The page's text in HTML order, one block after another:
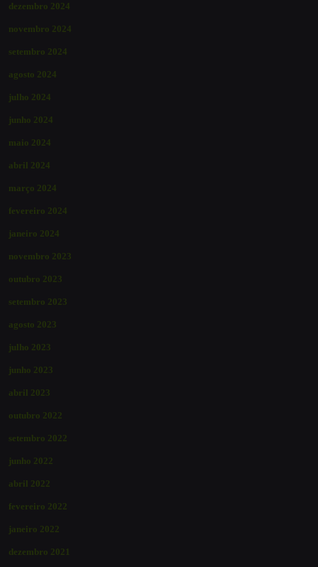
dezembro 2024
novembro 2024
setembro 2024
agosto 2024
julho 2024
junho 2024
maio 2024
abril 2024
março 2024
fevereiro 2024
janeiro 2024
novembro 2023
outubro 2023
setembro 2023
agosto 2023
julho 2023
junho 2023
abril 2023
outubro 2022
setembro 2022
junho 2022
abril 2022
fevereiro 2022
janeiro 2022
dezembro 2021